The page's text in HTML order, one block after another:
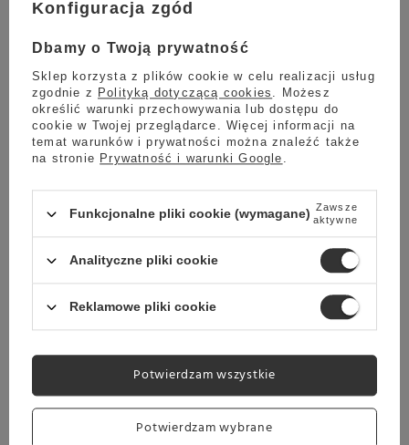
funkcjonalność.Filiżanka jest wyjątkowa ze względu na swoją
Linia Tulipano, stworzona specjalniedla entuzjastów Latte
Art, przyciąga nowoczesnym, geometrycznym kształtem
inspirowanym kołem, który dodaje elegancji i harmonii.
Ergonomiczny uchwyt zapewnia wygodny, pewny chwyt nawet
przy intensywnym użytkowaniu, co sprawia, że filiżanka
zaciszu. Zestaw uzupełnia praktyczna podstawka, tworząc
kompletny duet.
Filiżanka Club House Tulipanoto połączenie stylu i funkcji –
doskonałe dla każdego, kto pragnie cieszyć się kawą w
perfekcyjnych warunkach. Niebieski kolor porcelany oraz
subtelny design wnoszą profesjonalizm i elegancję do każdego
wnętrza. Filiżanka o pojemności 210 ml to klasyczny wybór do
serwowania cappuccino, który zadowoli każdego miłośnika
Charakterystyka:
Konfiguracja zgód
Dbamy o Twoją prywatność
Sklep korzysta z plików cookie w celu realizacji usług
zgodnie z Polityką dotyczącą cookies . Możesz
określić warunki przechowywania lub dostępu do
cookie w Twojej przeglądarce. Więcej informacji na
temat warunków i prywatności można znaleźć także
na stronie Prywatność i warunki Google .
Funkcjonalne pliki cookie (wymagane) Zawsze
aktywne
Analityczne pliki cookie
Reklamowe pliki cookie
Potwierdzam wybrane
Potwierdzam wszystkie